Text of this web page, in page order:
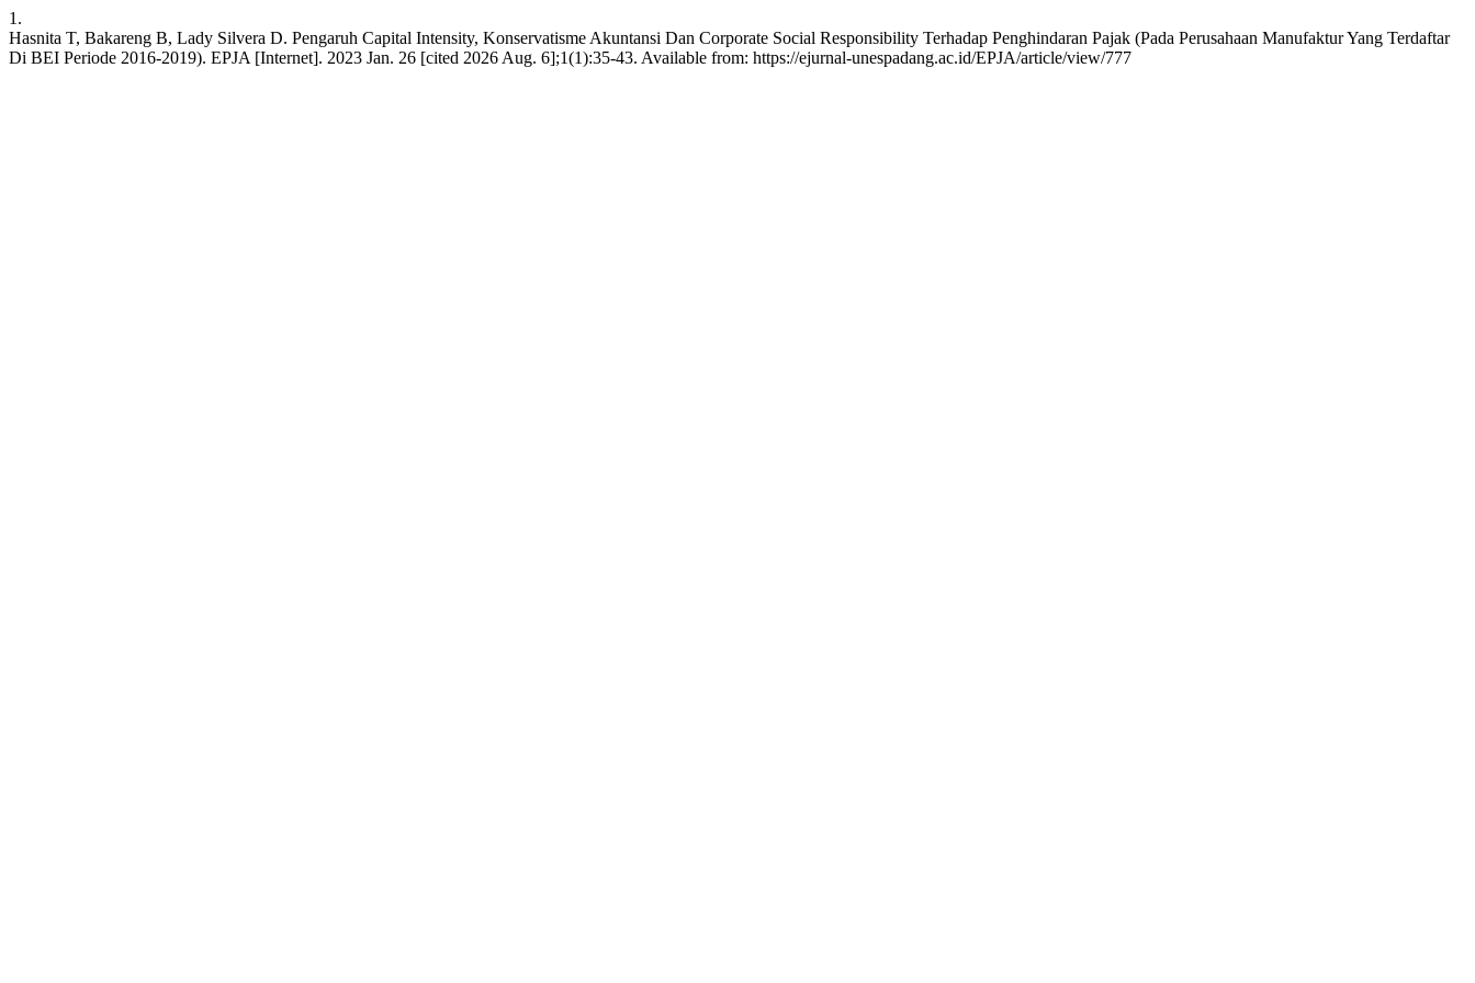
1.
Hasnita T, Bakareng B, Lady Silvera D. Pengaruh Capital Intensity, Konservatisme Akuntansi Dan Corporate Social Responsibility Terhadap Penghindaran Pajak (Pada Perusahaan Manufaktur Yang Terdaftar
Di BEI Periode 2016-2019). EPJA [Internet]. 2023 Jan. 26 [cited 2026 Aug. 6];1(1):35-43. Available from: https://ejurnal-unespadang.ac.id/EPJA/article/view/777